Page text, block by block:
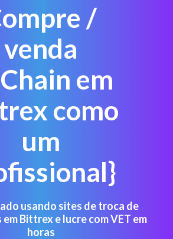
/
venda
em
como
um
usando sites de troca de
Bittrex e lucre com VET em
horas